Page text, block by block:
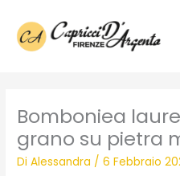
contenuto
Bomboniea
grano su pietra
DiAlessandra /6 Febbraio